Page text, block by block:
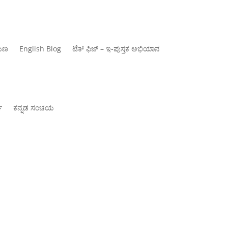
‍English Blog ಟೆಕ್ ಫಿಜ್ – ಇ-ಪುಸ್ತಕ ಅಭಿಯಾನ
ಕನ್ನಡ ಸಂಚಯ